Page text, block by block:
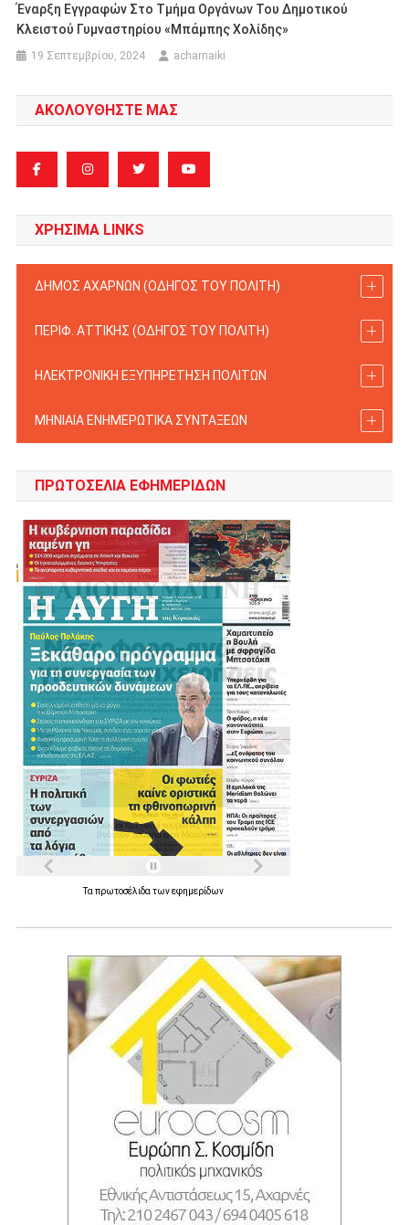
Έναρξη Εγγραφών Στο Τμήμα Οργάνων Του Δημοτικού
Κλειστού Γυμναστηρίου «Μπάμπης Χολίδης»
19 Σεπτεμβρίου, 2024 acharnaiki
ΑΚΟΛΟΥΘΗΣΤΕ ΜΑΣ
ΧΡΗΣΙΜΑ LINKS
ΔΗΜΟΣ ΑΧΑΡΝΩΝ (ΟΔΗΓΟΣ TOY ΠΟΛΙΤΗ)
ΠΕΡΙΦ. ΑΤΤΙΚΗΣ (ΟΔΗΓΟΣ TOY ΠΟΛΙΤΗ)
ΗΛΕΚΤΡΟΝΙΚΗ ΕΞΥΠΗΡΕΤΗΣΗ ΠΟΛΙΤΩΝ
ΜΗΝΙΑΙΑ ΕΝΗΜΕΡΩΤΙΚΑ ΣΥΝΤΑΞΕΩΝ
ΠΡΩΤΟΣΈΛΙΑ ΕΦΗΜΕΡΊΔΩΝ
Τα πρωτοσέλιδα τωνεφημερίδων